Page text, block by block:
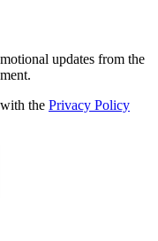
updates from the
the Privacy Policy